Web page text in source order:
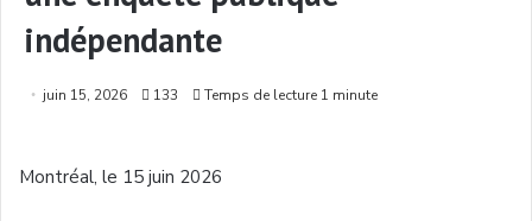
indépendante
juin 15, 2026 133 Temps de lecture 1 minute
Montréal, le 15 juin 2026